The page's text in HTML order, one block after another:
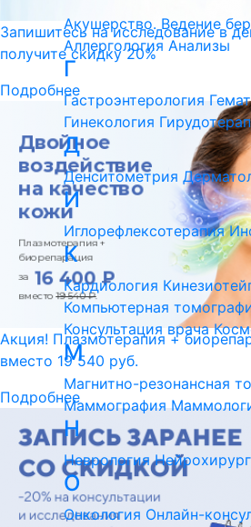
Запишитесь на исследование в
получите скидку 20%
Подробнее
Акция! Плазмотерапия +
вместо 19 540 руб.
Подробнее
Акушерство. Ведение
Аллергология Анализы
Г
Гастроэнтерология
Гинекология
Д
Денситометрия
И
Иглорефлексотерапия
К
Кардиология
Компьютерная
Консультация врача
М
Магнитно-резонансная
Маммография
Н
Неврология
О
Онкология Онлайн-